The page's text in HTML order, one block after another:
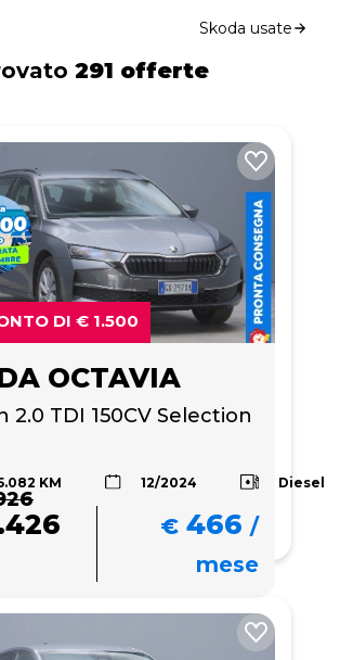
Skoda usate
291 offerte
DI € 1.500
OCTAVIA
2.0 TDI 150CV Selection
KM 12/2024 Diesel
€ 466 /
mese